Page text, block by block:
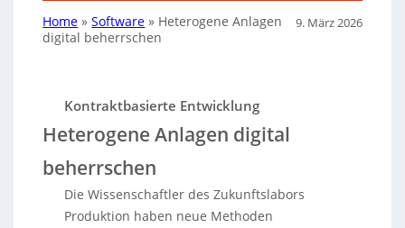
Home »Software » Heterogene Anlagen
digital beherrschen
9. März 2026
Kontraktbasierte Entwicklung
Heterogene Anlagen digital
beherrschen
Die Wissenschaftler des Zukunftslabors
Produktion haben neue Methoden